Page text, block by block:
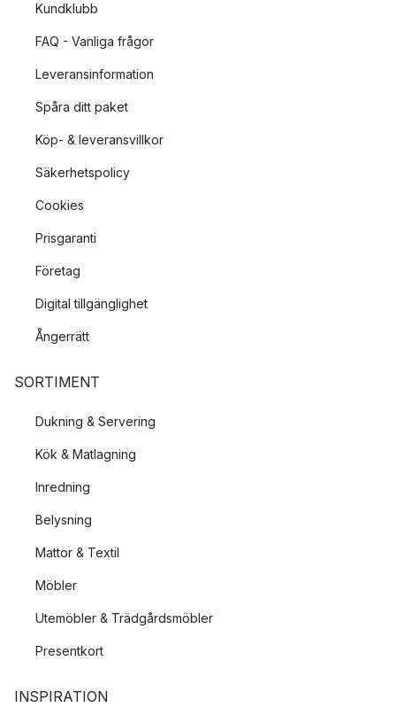
Kundklubb
FAQ - Vanliga frågor
Leveransinformation
Spåra ditt paket
Köp- & leveransvillkor
Säkerhetspolicy
Cookies
Prisgaranti
Företag
Digital tillgänglighet
Ångerrätt
SORTIMENT
Dukning & Servering
Kök & Matlagning
Inredning
Belysning
Mattor & Textil
Möbler
Utemöbler & Trädgårdsmöbler
Presentkort
INSPIRATION